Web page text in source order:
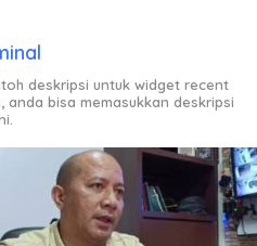
deskripsi untuk widget recent
anda bisa memasukkan deskripsi